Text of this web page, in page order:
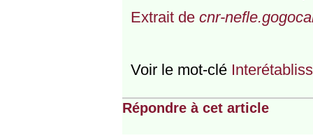
Extrait de cnr-
Voir le mot-clé
Répondre à cet article